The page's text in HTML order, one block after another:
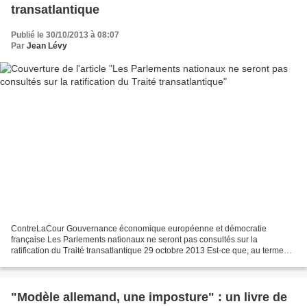
transatlantique
Publié le 30/10/2013 à 08:07
Par Jean Lévy
ContreLaCour Gouvernance économique européenne et démocratie
française Les Parlements nationaux ne seront pas consultés sur la
ratification du Traité transatlantique 29 octobre 2013 Est-ce que, au terme
"Modèle allemand, une imposture" : un livre de